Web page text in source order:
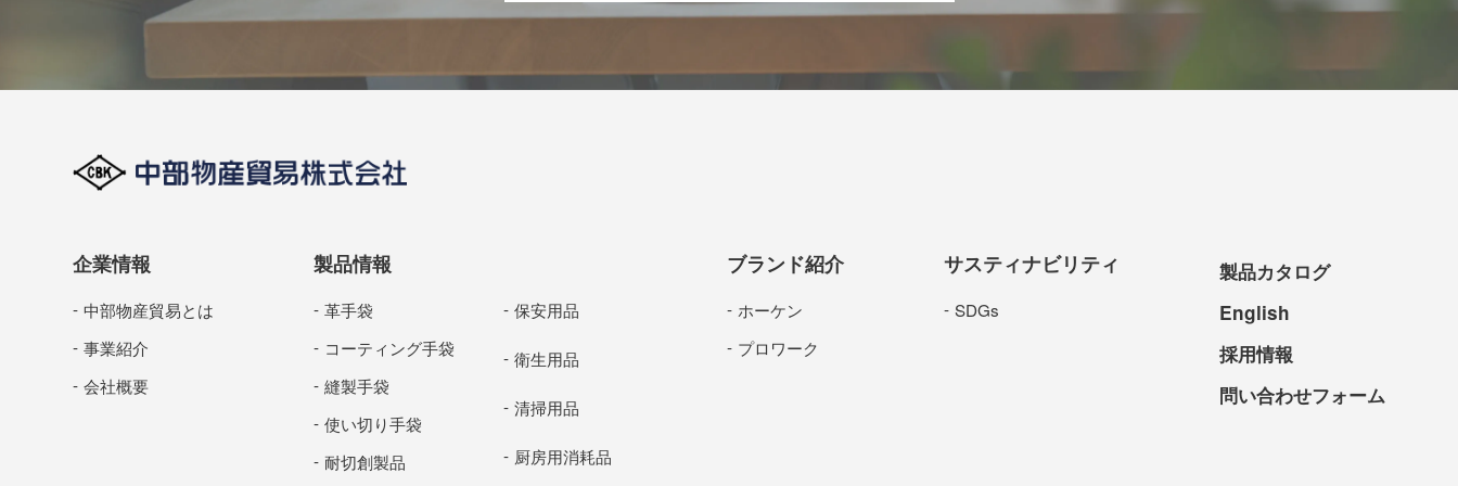
企業情報
中部物産貿易とは
事業紹介
会社概要
製品情報
革手袋
コーティング手袋
縫製手袋
使い切り手袋
耐切創製品
保安用品
衛生用品
清掃用品
厨房用消耗品
ブランド紹介
ホーケン
プロワーク
サスティナビリティ
SDGs
製品カタログ
English
採用情報
問い合わせフォーム